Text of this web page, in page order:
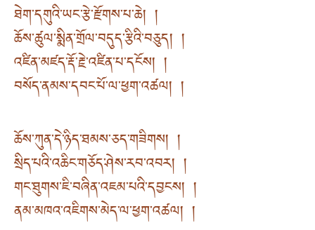
ཐེག་དགུའི་ཡང་རྩེ་རྫོགས་པ་ཆེ། །
ཆོས་ཚུལ་སྨིན་གྲོལ་བདུད་རྩིའི་བཅུད། །
འཛིན་མཛད་རྡོ་རྗེ་འཛིན་པ་དངོས། །
བསོད་ནམས་དབང་པོ་ལ་ཕྱག་འཚལ། །
ཆོས་ཀུན་དེ་ཉིད་ཐམས་ཅད་གཟིགས། །
སྲིད་པའི་འཆིང་གཅོད་ཤེས་རབ་འབར། །
གང་ཐུགས་ཇི་བཞིན་འཇམ་པའི་དབྱངས། །
ནམ་མཁའ་འཇིགས་མེད་ལ་ཕྱག་འཚལ། །